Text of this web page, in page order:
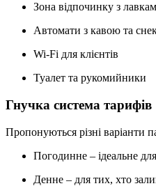
Зона відпочинку з
Автомати з кавою та
Wi-Fi для клієнтів
Туалет та рукомийники
Гнучка система тарифів
Пропонуються різні варіанти
Погодинне – ідеальне
Денне – для тих, хто